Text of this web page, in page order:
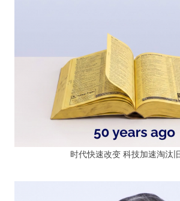
时代快速改变 科技加速淘汰